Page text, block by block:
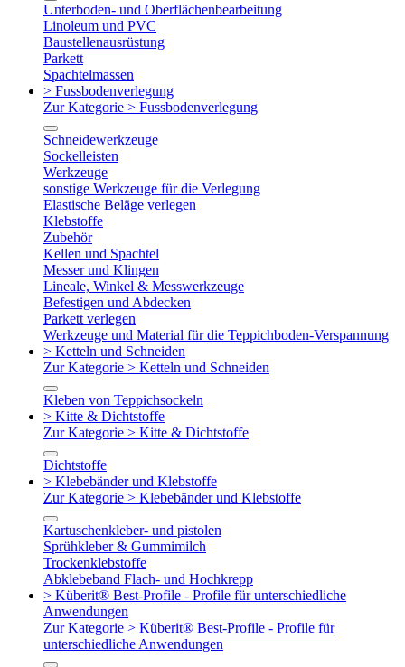
Unterboden- und Oberflächenbearbeitung
Linoleum und PVC
Baustellenausrüstung
Parkett
Spachtelmassen
> Fussbodenverlegung
Zur Kategorie > Fussbodenverlegung
Schneidewerkzeuge
Sockelleisten
Werkzeuge
sonstige Werkzeuge für die Verlegung
Elastische Beläge verlegen
Klebstoffe
Zubehör
Kellen und Spachtel
Messer und Klingen
Lineale, Winkel & Messwerkzeuge
Befestigen und Abdecken
Parkett verlegen
Werkzeuge und Material für die Teppichboden-Verspannung
> Ketteln und Schneiden
Zur Kategorie > Ketteln und Schneiden
Kleben von Teppichsockeln
> Kitte & Dichtstoffe
Zur Kategorie > Kitte & Dichtstoffe
Dichtstoffe
> Klebebänder und Klebstoffe
Zur Kategorie > Klebebänder und Klebstoffe
Kartuschenkleber- und pistolen
Sprühkleber & Gummimilch
Trockenklebstoffe
Abklebeband Flach- und Hochkrepp
> Küberit® Best-Profile - Profile für unterschiedliche
Anwendungen
Zur Kategorie > Küberit® Best-Profile - Profile für
unterschiedliche Anwendungen